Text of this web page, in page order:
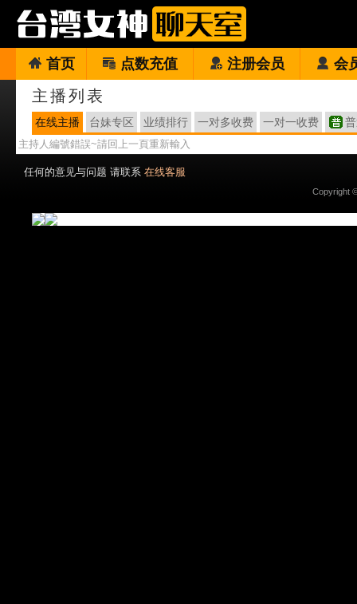
首页 点数充值 注册会员 会
主播列表
在线主播 台妹专区 业绩排行 一对多收费 一对一收费
主持人編號錯誤~請回上一頁重新輸入
任何的意见与问题 请联系 在线客服
Copyright